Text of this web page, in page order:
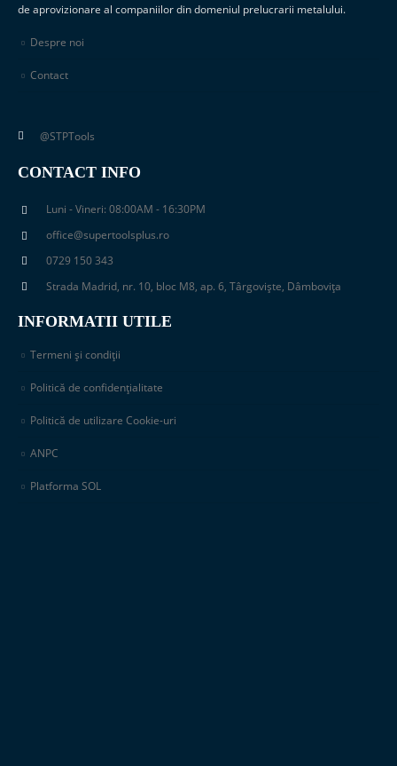
de aprovizionare al companiilor din domeniul prelucrarii metalului.
Despre noi
Contact
@STPTools
CONTACT INFO
Luni - Vineri: 08:00AM - 16:30PM
office@supertoolsplus.ro
0729 150 343
Strada Madrid, nr. 10, bloc M8, ap. 6, Târgoviște, Dâmbovița
INFORMATII UTILE
Termeni și condiții
Politică de confidențialitate
Politică de utilizare Cookie-uri
ANPC
Platforma SOL